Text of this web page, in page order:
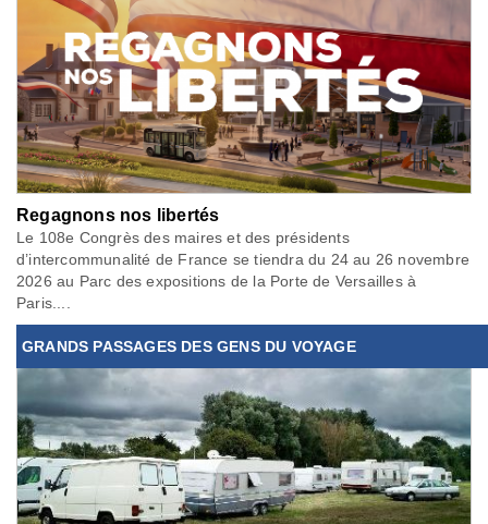
Regagnons nos libertés
Le 108e Congrès des maires et des présidents
d’intercommunalité de France se tiendra du 24 au 26 novembre
2026 au Parc des expositions de la Porte de Versailles à
Paris....
GRANDS PASSAGES DES GENS DU VOYAGE